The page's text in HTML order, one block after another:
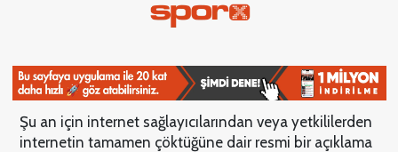
Şu an için internet sağlayıcılarından veya yetkililerden
internetin tamamen çöktüğüne dair resmi bir açıklama